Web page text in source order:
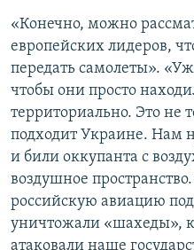
«Конечно, можно
европейских лидеров,
передать самолеты».
чтобы они просто
территориально. Это не
подходит Украине. Нам
и били оккупанта с
воздушное
российскую авиацию
уничтожали «шахеды»,
атаковали наше